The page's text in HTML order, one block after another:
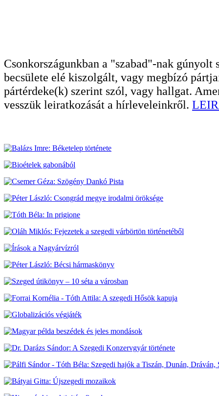
Csonkországunkban a "szabad"-nak
becsülete elé kiszolgált, vagy megbízó
pártérdeke(k) szerint szól, vagy hallgat.
vesszük leiratkozását a hírleveleinkről.